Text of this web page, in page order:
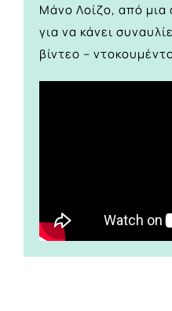
Μάνο Λοίζο, από
για να κάνει
βίντεο –